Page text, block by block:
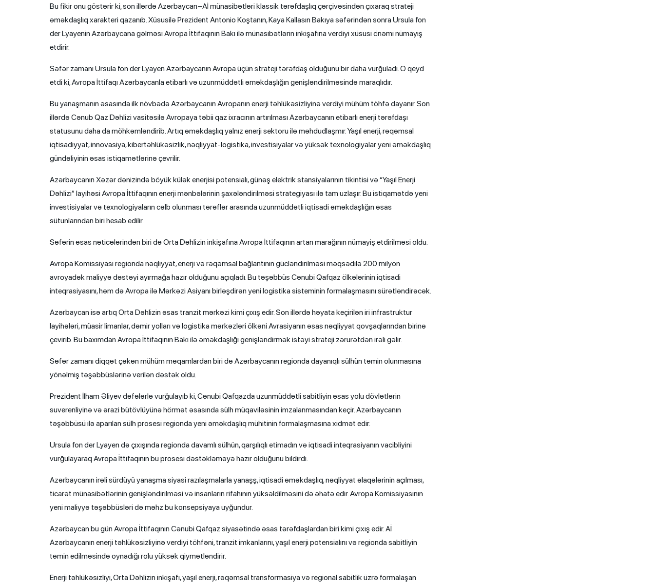
Bu fikir onu göstərir ki, son illərdə Azərbaycan–Aİ münasibətləri klassik tərəfdaşlıq çərçivəsindən çıxaraq strateji
əməkdaşlıq xarakteri qazanıb. Xüsusilə Prezident Antonio Koştanın, Kaya Kallasın Bakıya səfərindən sonra Ursula fon
der Lyayenin Azərbaycana gəlməsi Avropa İttifaqının Bakı ilə münasibətlərin inkişafına verdiyi xüsusi önəmi nümayiş
etdirir.
Səfər zamanı Ursula fon der Lyayen Azərbaycanın Avropa üçün strateji tərəfdaş olduğunu bir daha vurğuladı. O qeyd
etdi ki, Avropa İttifaqı Azərbaycanla etibarlı və uzunmüddətli əməkdaşlığın genişləndirilməsində maraqlıdır.
Bu yanaşmanın əsasında ilk növbədə Azərbaycanın Avropanın enerji təhlükəsizliyinə verdiyi mühüm töhfə dayanır. Son
illərdə Cənub Qaz Dəhlizi vasitəsilə Avropaya təbii qaz ixracının artırılması Azərbaycanın etibarlı enerji tərəfdaşı
statusunu daha da möhkəmləndirib. Artıq əməkdaşlıq yalnız enerji sektoru ilə məhdudlaşmır. Yaşıl enerji, rəqəmsal
iqtisadiyyat, innovasiya, kibertəhlükəsizlik, nəqliyyat-logistika, investisiyalar və yüksək texnologiyalar yeni əməkdaşlıq
gündəliyinin əsas istiqamətlərinə çevrilir.
Azərbaycanın Xəzər dənizində böyük külək enerjisi potensialı, günəş elektrik stansiyalarının tikintisi və “Yaşıl Enerji
Dəhlizi” layihəsi Avropa İttifaqının enerji mənbələrinin şaxələndirilməsi strategiyası ilə tam uzlaşır. Bu istiqamətdə yeni
investisiyalar və texnologiyaların cəlb olunması tərəflər arasında uzunmüddətli iqtisadi əməkdaşlığın əsas
sütunlarından biri hesab edilir.
Səfərin əsas nəticələrindən biri də Orta Dəhlizin inkişafına Avropa İttifaqının artan marağının nümayiş etdirilməsi oldu.
Avropa Komissiyası regionda nəqliyyat, enerji və rəqəmsal bağlantının gücləndirilməsi məqsədilə 200 milyon
avroyadək maliyyə dəstəyi ayırmağa hazır olduğunu açıqladı. Bu təşəbbüs Cənubi Qafqaz ölkələrinin iqtisadi
inteqrasiyasını, həm də Avropa ilə Mərkəzi Asiyanı birləşdirən yeni logistika sisteminin formalaşmasını sürətləndirəcək.
Azərbaycan isə artıq Orta Dəhlizin əsas tranzit mərkəzi kimi çıxış edir. Son illərdə həyata keçirilən iri infrastruktur
layihələri, müasir limanlar, dəmir yolları və logistika mərkəzləri ölkəni Avrasiyanın əsas nəqliyyat qovşaqlarından birinə
çevirib. Bu baxımdan Avropa İttifaqının Bakı ilə əməkdaşlığı genişləndirmək istəyi strateji zərurətdən irəli gəlir.
Səfər zamanı diqqət çəkən mühüm məqamlardan biri də Azərbaycanın regionda dayanıqlı sülhün təmin olunmasına
yönəlmiş təşəbbüslərinə verilən dəstək oldu.
Prezident İlham Əliyev dəfələrlə vurğulayıb ki, Cənubi Qafqazda uzunmüddətli sabitliyin əsas yolu dövlətlərin
suverenliyinə və ərazi bütövlüyünə hörmət əsasında sülh müqaviləsinin imzalanmasından keçir. Azərbaycanın
təşəbbüsü ilə aparılan sülh prosesi regionda yeni əməkdaşlıq mühitinin formalaşmasına xidmət edir.
Ursula fon der Lyayen də çıxışında regionda davamlı sülhün, qarşılıqlı etimadın və iqtisadi inteqrasiyanın vacibliyini
vurğulayaraq Avropa İttifaqının bu prosesi dəstəkləməyə hazır olduğunu bildirdi.
Azərbaycanın irəli sürdüyü yanaşma siyasi razılaşmalarla yanaşş, iqtisadi əməkdaşlıq, nəqliyyat əlaqələrinin açılması,
ticarət münasibətlərinin genişləndirilməsi və insanların rifahının yüksəldilməsini də əhatə edir. Avropa Komissiyasının
yeni maliyyə təşəbbüsləri də məhz bu konsepsiyaya uyğundur.
Azərbaycan bu gün Avropa İttifaqının Cənubi Qafqaz siyasətində əsas tərəfdaşlardan biri kimi çıxış edir. Aİ
Azərbaycanın enerji təhlükəsizliyinə verdiyi töhfəni, tranzit imkanlarını, yaşıl enerji potensialını və regionda sabitliyin
təmin edilməsində oynadığı rolu yüksək qiymətləndirir.
Enerji təhlükəsizliyi, Orta Dəhlizin inkişafı, yaşıl enerji, rəqəmsal transformasiya və regional sabitlik üzrə formalaşan